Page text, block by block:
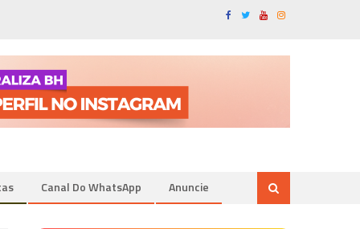
Canal Do WhatsApp Anuncie